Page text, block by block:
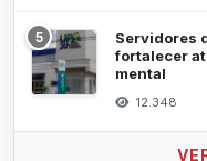
5
Servidores
fortalecer
mental
12.348